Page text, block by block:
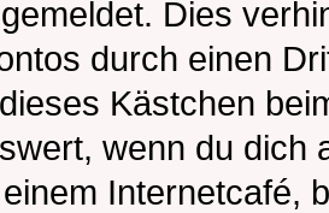
Dies
durch einen
Kästchen
wenn du dich
Internetcafé,